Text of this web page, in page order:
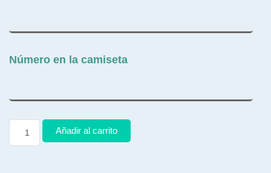
Número en la camiseta
Añadir al carrito